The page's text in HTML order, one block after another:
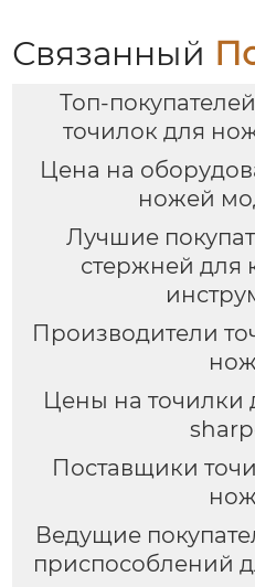
Связанный
Топ-
точилок для
Цена на
ножей
Лучшие
стержней для
Производители
Цены на точилки
Поставщики
Ведущие
приспособлений